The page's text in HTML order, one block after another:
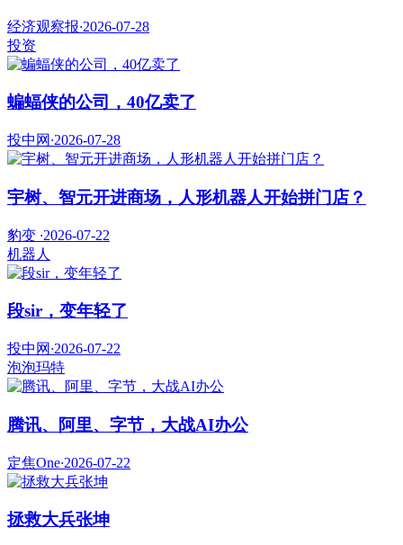
经济观察报·2026-07-28
投资
蝙蝠侠的公司，40亿卖了
投中网 ·2026-07-28
宇树、智元开进商场，人形机器人开始拼门店？
豹变 ·2026-07-22
机器人
段sir，变年轻了
投中网 ·2026-07-22
泡泡玛特
腾讯、阿里、字节，大战AI办公
定焦One·2026-07-22
拯救大兵张坤